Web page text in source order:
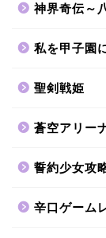
神界奇伝～
私を甲子園
聖剣戦姫
蒼空アリー
誓約少女攻
辛口ゲーム